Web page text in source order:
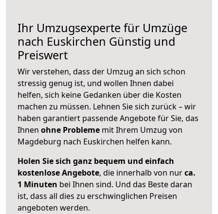
Ihr Umzugsexperte für Umzüge
nach Euskirchen Günstig und
Preiswert
Wir verstehen, dass der Umzug an sich schon
stressig genug ist, und wollen Ihnen dabei
helfen, sich keine Gedanken über die Kosten
machen zu müssen. Lehnen Sie sich zurück – wir
haben garantiert passende Angebote für Sie, das
Ihnen ohne Probleme mit Ihrem Umzug von
Magdeburg nach Euskirchen helfen kann.
Holen Sie sich ganz bequem und einfach
kostenlose Angebote, die innerhalb von nurca.
1 Minuten bei Ihnen sind. Und das Beste daran
ist, dass all dies zu erschwinglichen Preisen
angeboten werden.